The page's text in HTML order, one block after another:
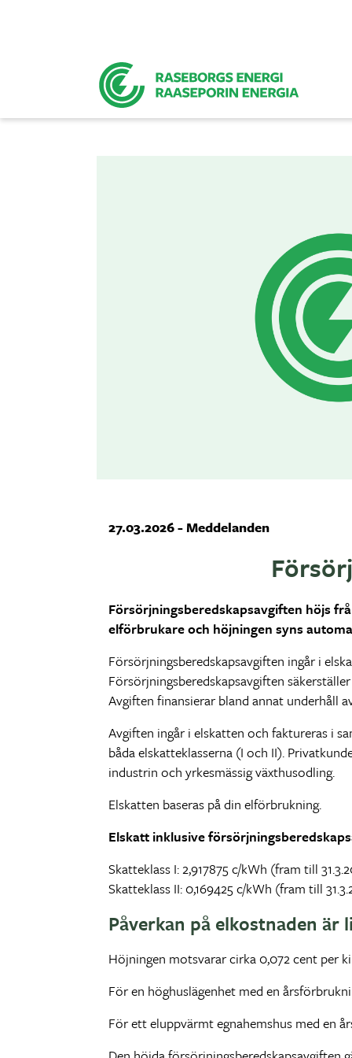
27.03.2026 - Meddelanden
Försörjningsberedskapsavgiften höjs
elförbrukare och höjningen syns
Försörjningsberedskapsavgiften ingår i
Försörjningsberedskapsavgiften
Avgiften finansierar bland annat underhåll
Avgiften ingår i elskatten och faktureras i
båda elskatteklasserna (I och II).
industrin och yrkesmässig växthusodling.
Elskatten baseras på din elförbrukning.
Elskatt inklusive
Skatteklass I: 2,917875 c/kWh (fram till
Skatteklass II: 0,169425 c/kWh (fram till
Påverkan på elkostnaden är
Höjningen motsvarar cirka 0,072 cent per
För en höghuslägenhet med en
För ett eluppvärmt egnahemshus med en